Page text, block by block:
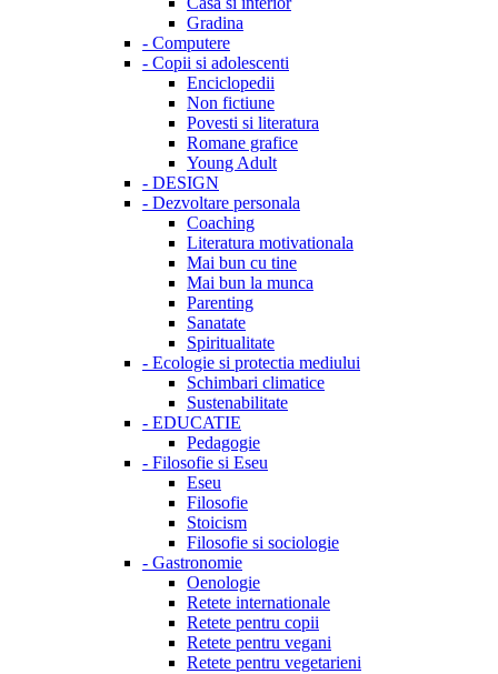
Gradina
- Computere
- Copii si adolescenti
Enciclopedii
Non fictiune
Povesti si literatura
Romane grafice
Young Adult
- DESIGN
- Dezvoltare personala
Coaching
Literatura motivationala
Mai bun cu tine
Mai bun la munca
Parenting
Sanatate
Spiritualitate
- Ecologie si protectia mediului
Schimbari climatice
Sustenabilitate
- EDUCATIE
Pedagogie
- Filosofie si Eseu
Eseu
Filosofie
Stoicism
Filosofie si sociologie
- Gastronomie
Oenologie
Retete internationale
Retete pentru copii
Retete pentru vegani
Retete pentru vegetarieni